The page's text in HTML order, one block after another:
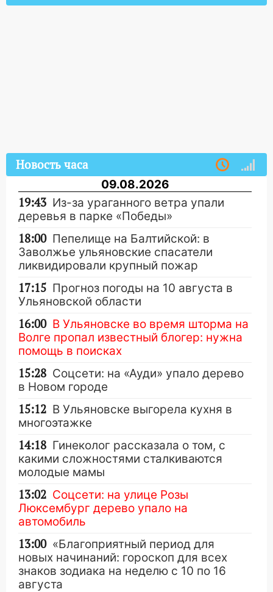
Новость часа
09.08.2026
19:43 Из-за ураганного ветра упали
деревья в парке «Победы»
18:00 Пепелище на Балтийской: в
Заволжье ульяновские спасатели
ликвидировали крупный пожар
17:15 Прогноз погоды на 10 августа в
Ульяновской области
16:00 В Ульяновске во время шторма на
Волге пропал известный блогер: нужна
помощь в поисках
15:28 Соцсети: на «Ауди» упало дерево
в Новом городе
15:12 В Ульяновске выгорела кухня в
многоэтажке
14:18 Гинеколог рассказала о том, с
какими сложностями сталкиваются
молодые мамы
13:02 Соцсети: на улице Розы
Люксембург дерево упало на
автомобиль
13:00 «Благоприятный период для
новых начинаний: гороскоп для всех
знаков зодиака на неделю с 10 по 16
августа